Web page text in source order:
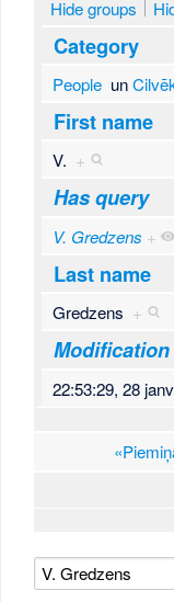
Hide groups
Category
Peopleun
First name
V. +
Has query
V. Gredzens +
Last name
Gredzens +
Modification
22:53:29, 28